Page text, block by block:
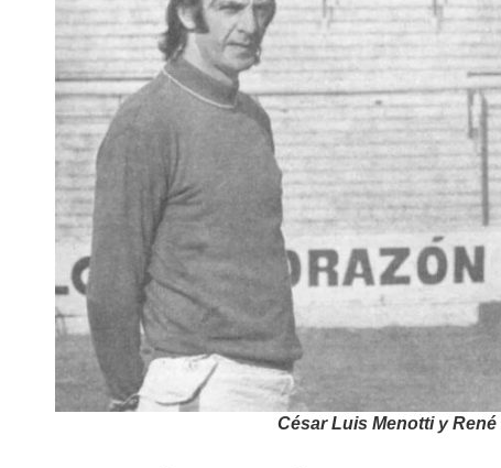
César Luis Menotti y René